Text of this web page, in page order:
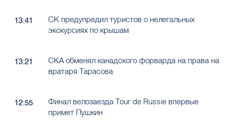
13:41
СК предупредил туристов о нелегальных
экскурсиях по крышам
13:21
СКА обменял канадского форварда на права на
вратаря Тарасова
12:55
Финал велозаезда Tour de Russie впервые
примет Пушкин